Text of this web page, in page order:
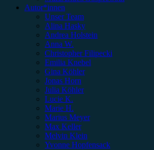
Autor*innen
Unser Team
Alina Hasky
Andrea Holstein
Anna W.
Christopher Filipecki
Emilia Knebel
Gina Köhler
Jonas Horn
Julia Köhler
Lucie K.
Marie H.
Marius Meyer
Max Keller
Melvin Klein
Yvonne Hopfensack